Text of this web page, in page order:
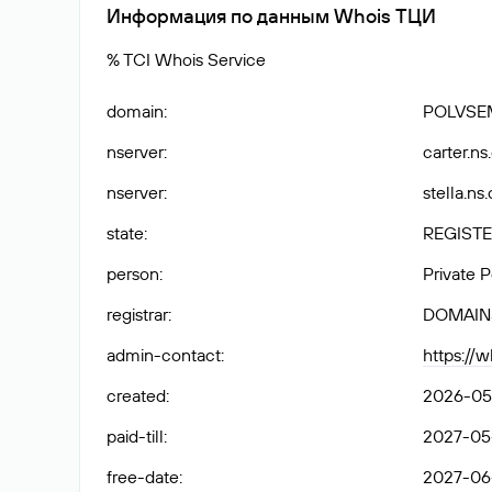
Информация по данным Whois ТЦИ
% TCI Whois Service
domain:
nserver:
nserver:
state:
person:
Private
registrar:
admin-contact:
https://
created:
2026-
paid-till:
2027-
free-date: 2027-